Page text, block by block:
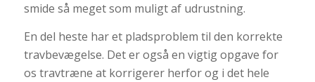
smide så meget som muligt af udrustning.
En del heste har et pladsproblem til den korrekte
travbevægelse. Det er også en vigtig opgave for
os travtræne at korrigerer herfor og i det hele